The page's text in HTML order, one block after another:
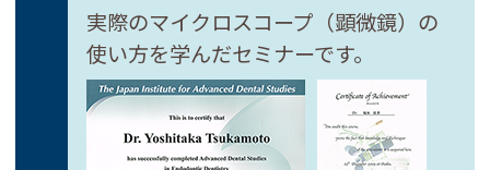
実際のマイクロスコープ（顕微鏡）の
使い方を学んだセミナーです。